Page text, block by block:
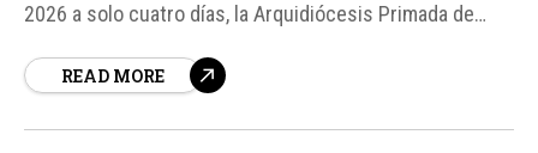
2026 a solo cuatro días, la Arquidiócesis Primada de
para disfrutar del campeonato, pero sin perder de vista
READ MORE